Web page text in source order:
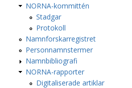
NORNA-kommittén
Stadgar
Protokoll
Namnforskarregistret
Personnamnstermer
Namnbibliografi
NORNA-rapporter
Digitaliserade artiklar